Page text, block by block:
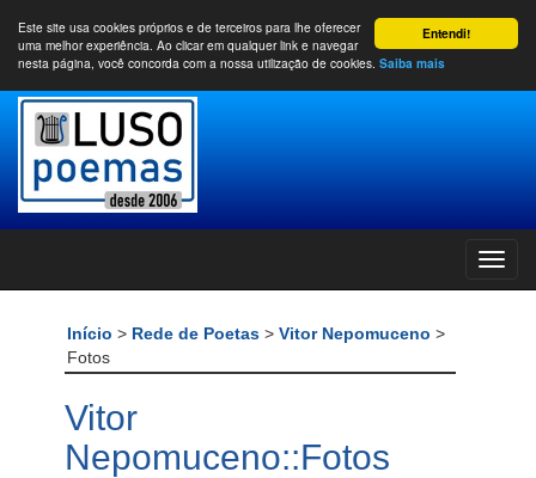
Entendi!
Este site usa cookies próprios e de terceiros para lhe oferecer
uma melhor experiência. Ao clicar em qualquer link e navegar
nesta página, você concorda com a nossa utilização de cookies. Saiba mais
Início > Rede de Poetas > Vitor Nepomuceno >
Fotos
Vitor
Nepomuceno::Fotos